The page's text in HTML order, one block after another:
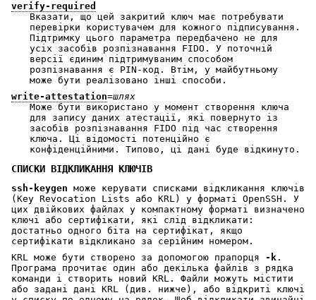
verify-required
Вказати, що цей закритий ключ має потребувати
перевірки користувачем для кожного підписування.
Підтримку цього параметра передбачено не для
усіх засобів розпізнавання FIDO. У поточній
версії єдиним підтримуваним способом
розпізнавання є PIN-код. Втім, у майбутньому
може бути реалізовано інші способи.
write-attestation=шлях
Може бути використано у момент створення ключа
для запису даних атестації, які повернуто із
засобів розпізнавання FIDO під час створення
ключа. Ці відомості потенційно є
конфіденційними. Типово, ці дані буде відкинуто.
СПИСКИ ВІДКЛИКАННЯ КЛЮЧІВ
ssh-keygen може керувати списками відкликання ключів
(Key Revocation Lists або KRL) у форматі OpenSSH. У
цих двійкових файлах у компактному форматі визначено
ключі або сертифікати, які слід відкликати:
достатньо одного біта на сертифікат, якщо
сертифікати відкликано за серійним номером.
KRL може бути створено за допомогою прапорця -k .
Програма прочитає один або декілька файлів з рядка
команди і створить новий KRL. Файли можуть містити
або задані дані KRL (див. нижче), або відкриті ключі